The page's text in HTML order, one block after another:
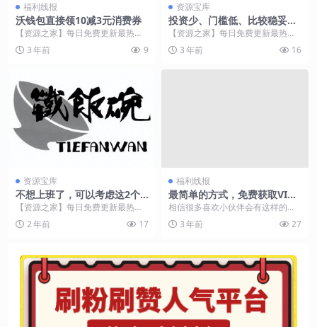
福利线报
沃钱包直接领10减3元消费券
【资源之家】每日免费更新最热门
的副业项目资源 沃钱包APP->首页
“电子券...
3 年前 9
资源宝库
投资少、门槛低、比较稳妥的
创业项目，现在市场上还有哪
些？
【资源之家】每日免费更新最热门
的副业项目资源 在当前的创业环境
下，创业者对于创业...
3 年前 16
资源宝库
不想上班了，可以考虑这2个
创业项目，一个人在家就能干
到年入20w
【资源之家】每日免费更新最热门
的副业项目资源 这个快节奏的时
代，我们总是能听到“...
2 年前 17
福利线报
最简单的方式，免费获取VIP
会员电影及电视剧
相信很多喜欢小伙伴会有这样的经
历，想看一部电影然后在各大网站
上都要冲会员或者花钱...
3 年前 27